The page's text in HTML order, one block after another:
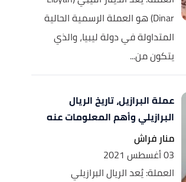
Dinar) هو العملة الرسمية الحالية
المتداولة في دولة ليبيا، والذي
يتكون من...
عملة البرازيل، تاريخ الريال
البرازيلي وأهم المعلومات عنه
منار فراش
03 أغسطس 2021
العملة: يُعد الريال البرازيلي